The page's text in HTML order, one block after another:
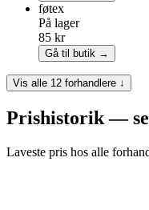
føtex
På lager
85 kr
Gå til butik →
Vis alle 12 forhandlere ↓
Prishistorik —
Laveste pris hos alle